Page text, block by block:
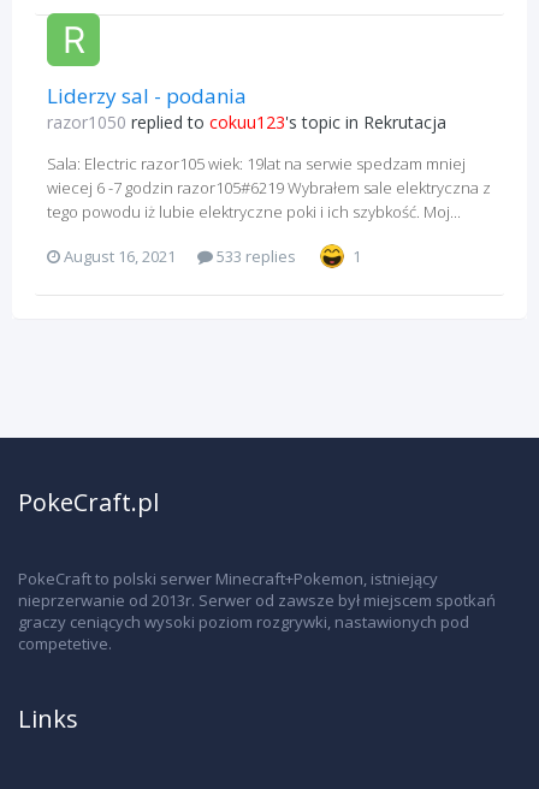
Liderzy sal - podania
razor1050 replied to cokuu123's topic in Rekrutacja
Sala: Electric razor105 wiek: 19lat na serwie spedzam mniej
wiecej 6 -7 godzin razor105#6219 Wybrałem sale elektryczna z
tego powodu iż lubie elektryczne poki i ich szybkość. Moj...
August 16, 2021 533 replies 1
PokeCraft.pl
PokeCraft to polski serwer Minecraft+Pokemon, istniejący
nieprzerwanie od 2013r. Serwer od zawsze był miejscem spotkań
graczy ceniących wysoki poziom rozgrywki, nastawionych pod
competetive.
Links